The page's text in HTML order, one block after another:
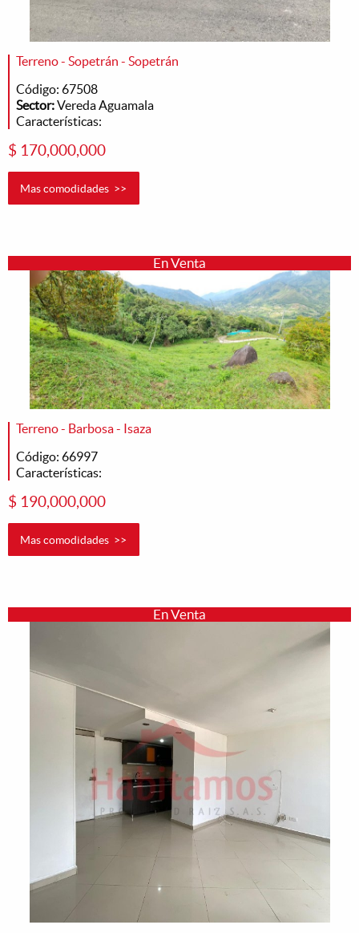
Terreno - Sopetrán - Sopetrán
Código: 67508
Sector:Vereda Aguamala
Características:
$ 170,000,000
Mas comodidades >>
En Venta
Terreno - Barbosa - Isaza
Código: 66997
Características:
$ 190,000,000
Mas comodidades >>
En Venta